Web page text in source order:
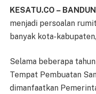
KESATU.CO –
menjadi persoalan
banyak kota-
Selama beberapa
Tempat Pembuatan
dimanfaatkan